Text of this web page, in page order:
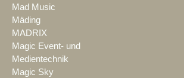
Mad Music
Mäding
MADRIX
Magic Event- und
Medientechnik
Magic Sky